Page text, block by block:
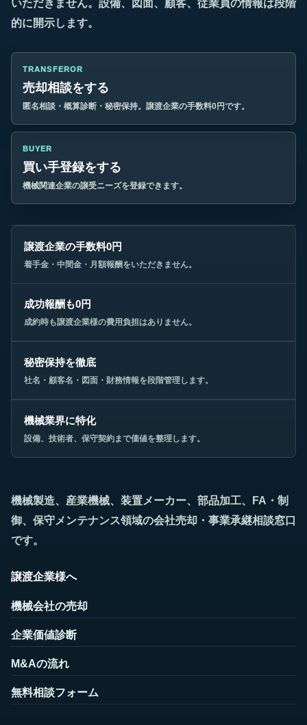
的に開示します。
TRANSFEROR
売却相談をする
匿名相談・概算診断・秘密保持。譲渡企業の手数料0円です。
BUYER
買い手登録をする
機械関連企業の譲受ニーズを登録できます。
譲渡企業の手数料0円
着手金・中間金・月額報酬をいただきません。
成功報酬も0円
成約時も譲渡企業様の費用負担はありません。
秘密保持を徹底
社名・顧客名・図面・財務情報を段階管理します。
機械業界に特化
設備、技術者、保守契約まで価値を整理します。
機械製造、産業機械、装置メーカー、部品加工、FA・制
御、保守メンテナンス領域の会社売却・事業承継相談窓口
です。
譲渡企業様へ
機械会社の売却
企業価値診断
M&Aの流れ
無料相談フォーム